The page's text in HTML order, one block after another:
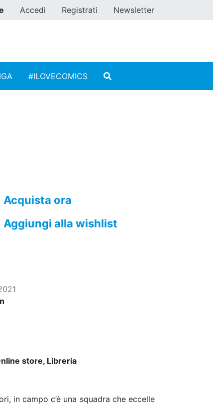
Accedi Registrati Newsletter
#ILOVECOMICS
Acquista ora
Aggiungi alla wishlist
store, Libreria
in campo c’è una squadra che eccelle